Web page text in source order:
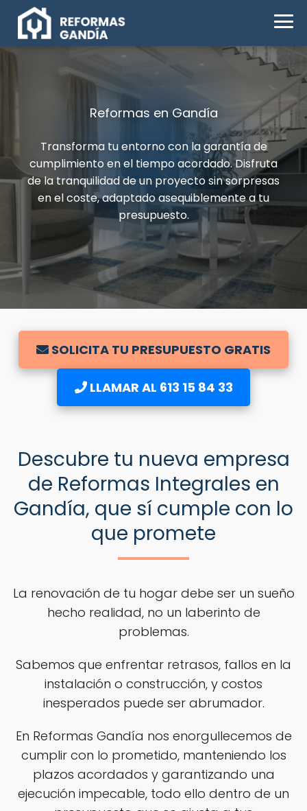
Reformas en Gandía
SOLICITA TU PRESUPUESTO GRATIS
LLAMAR AL 613 15 84 33
Descubre tu nueva empresa
de Reformas Integrales en
Gandía, que sí cumple con lo
que promete
La renovación de tu hogar debe ser un sueño
hecho realidad, no un laberinto de
problemas.
Sabemos que enfrentar retrasos, fallos en la
instalación o construcción, y costos
inesperados puede ser abrumador.
En Reformas Gandía nos enorgullecemos de
cumplir con lo prometido, manteniendo los
plazos acordados y garantizando una
ejecución impecable, todo ello dentro de un